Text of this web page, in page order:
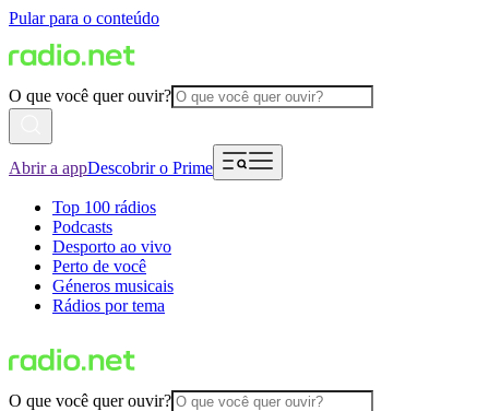
Pular para o conteúdo
O que você quer ouvir?
Abrir a appDescobrir o Prime
Top 100 rádios
Podcasts
Desporto ao vivo
Perto de você
Géneros musicais
Rádios por tema
O que você quer ouvir?